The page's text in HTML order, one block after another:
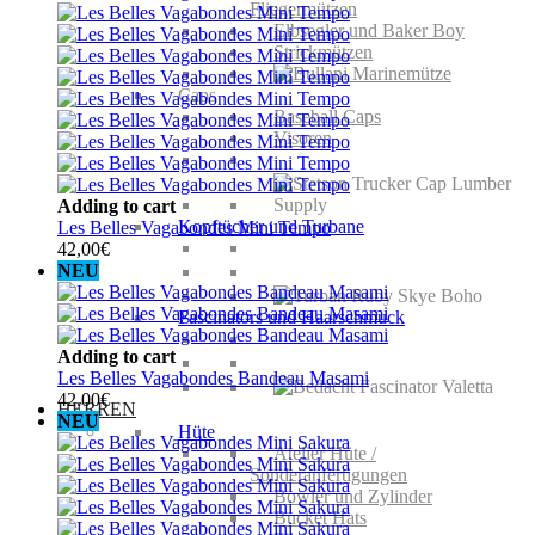
Fliegermützen
Elbsegler und Baker Boy
Strickmützen
Caps
Baseball Caps
Visoren
Kopftücher und Turbane
Fascinators und Haarschmuck
HERREN
Hüte
Atelier Hüte /
Sonderanfertigungen
Bowler und Zylinder
Bucket Hats
Adding to cart
Les Belles Vagabondes Mini Tempo
42,00€
NEU
Adding to cart
Les Belles Vagabondes Bandeau Masami
42,00€
NEU